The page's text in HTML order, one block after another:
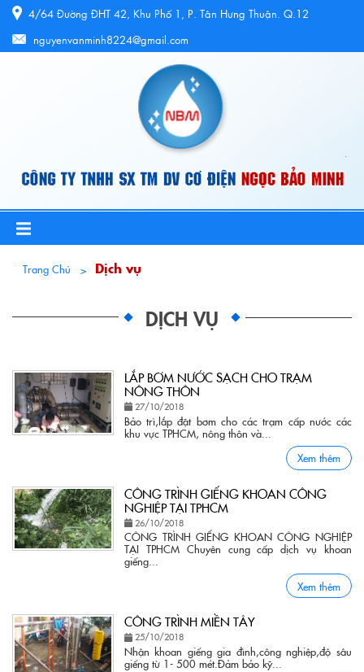
4/64 Đường ĐHT 42, Khu Phố 1, P. Tân Hưng Thuận. Q.12
nguyenvanminh8224@gmail.com
Trang Chủ Dịch vụ
DỊCH VỤ
LẮP BƠM NƯỚC SẠCH CHO TRẠM
NÔNG THÔN
27/10/2018
Bảo trì,lắp đặt bơm cho các trạm cấp nước các
khu vực TPHCM, nông thôn và...
Xem thêm
CÔNG TRÌNH GIẾNG KHOAN CÔNG
NGHIỆP TẠI TPHCM
26/10/2018
CÔNG TRÌNH GIẾNG KHOAN CÔNG NGHIỆP
TẠI TPHCM Chuyên cung cấp dịch vụ khoan
giếng...
Xem thêm
CÔNG TRÌNH MIỀN TÂY
25/10/2018
Nhận khoan giếng gia đình,công nghiệp,độ sâu
giếng từ 1- 500 mét.Đảm bảo kỹ...